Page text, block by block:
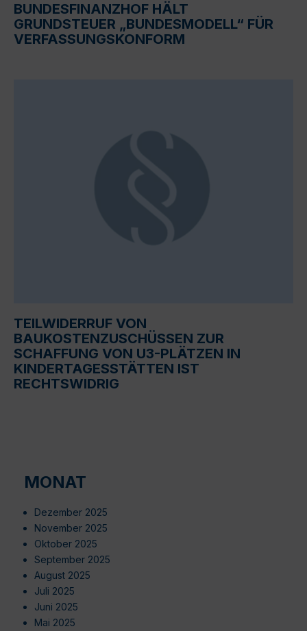
BUNDESFINANZHOF HÄLT
GRUNDSTEUER „BUNDESMODELL“ FÜR
VERFASSUNGSKONFORM
TEILWIDERRUF VON
BAUKOSTENZUSCHÜSSEN ZUR
SCHAFFUNG VON U3-PLÄTZEN IN
KINDERTAGESSTÄTTEN IST
RECHTSWIDRIG
MONAT
Dezember 2025
November 2025
Oktober 2025
September 2025
August 2025
Juli 2025
Juni 2025
Mai 2025